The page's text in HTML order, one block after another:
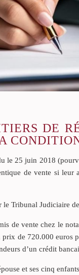
DE
le 25 juin 2018
de vente si
Tribunal Judiciaire
de vente chez le
de 720.000 euros
d’un crédit
et ses cinq